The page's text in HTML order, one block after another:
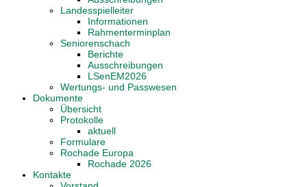
Landesspielleiter
Informationen
Rahmenterminplan
Seniorenschach
Berichte
Ausschreibungen
LSenEM2026
Wertungs- und Passwesen
Dokumente
Übersicht
Protokolle
aktuell
Formulare
Rochade Europa
Rochade 2026
Kontakte